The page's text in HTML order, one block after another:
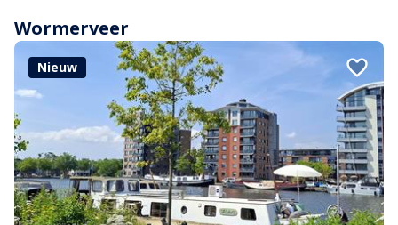
Wormerveer
Nieuw